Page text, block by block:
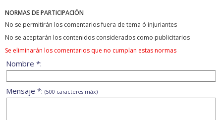
NORMAS DE PARTICIPACIÓN
No se permitirán los comentarios fuera de tema ó injuriantes
No se aceptarán los contenidos considerados como publicitarios
Se eliminarán los comentarios que no cumplan estas normas
Nombre *:
Mensaje *: (500 caracteres máx)